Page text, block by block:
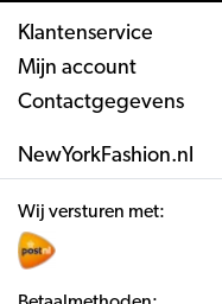
Klantenservice
Mijn account
Contactgegevens
NewYorkFashion.nl
Wij versturen met: